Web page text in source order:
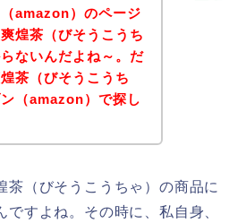
amazon）のページ
煌茶（びそうこうち
ないんだよね～。だ
茶（びそうこうち
（amazon）で探し
茶（びそうこうちゃ）の商品に
すよね。その時に、私自身、